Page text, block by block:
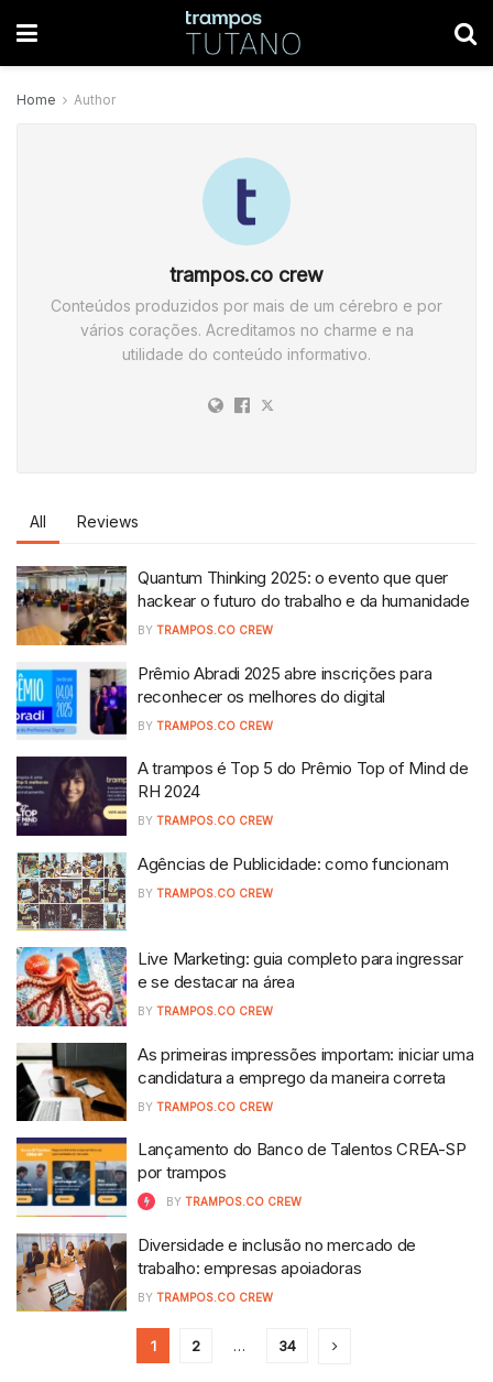
Home Author
trampos.co crew
Conteúdos produzidos por mais de um cérebro e por
vários corações. Acreditamos no charme e na
utilidade do conteúdo informativo.
All Reviews
Quantum Thinking 2025: o evento que quer
hackear o futuro do trabalho e da humanidade
BY TRAMPOS.CO CREW
Prêmio Abradi 2025 abre inscrições para
reconhecer os melhores do digital
BY TRAMPOS.CO CREW
A trampos é Top 5 do Prêmio Top of Mind de
RH 2024
BY TRAMPOS.CO CREW
Agências de Publicidade: como funcionam
BY TRAMPOS.CO CREW
Live Marketing: guia completo para ingressar
e se destacar na área
BY TRAMPOS.CO CREW
As primeiras impressões importam: iniciar uma
candidatura a emprego da maneira correta
BY TRAMPOS.CO CREW
Lançamento do Banco de Talentos CREA-SP
por trampos
BY TRAMPOS.CO CREW
Diversidade e inclusão no mercado de
trabalho: empresas apoiadoras
BY TRAMPOS.CO CREW
1 2 … 34